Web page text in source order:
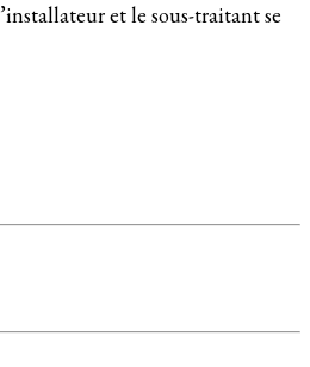
et le sous-traitant se